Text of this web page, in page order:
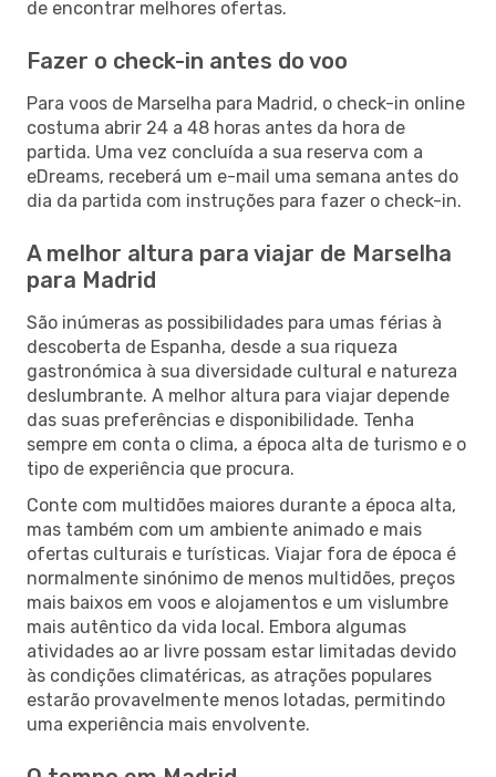
de encontrar melhores ofertas.
Fazer o check-in antes do voo
Para voos de Marselha para Madrid, o check-in online
costuma abrir 24 a 48 horas antes da hora de
partida. Uma vez concluída a sua reserva com a
eDreams, receberá um e-mail uma semana antes do
dia da partida com instruções para fazer o check-in.
A melhor altura para viajar de Marselha
para Madrid
São inúmeras as possibilidades para umas férias à
descoberta de Espanha, desde a sua riqueza
gastronómica à sua diversidade cultural e natureza
deslumbrante. A melhor altura para viajar depende
das suas preferências e disponibilidade. Tenha
sempre em conta o clima, a época alta de turismo e o
tipo de experiência que procura.
Conte com multidões maiores durante a época alta,
mas também com um ambiente animado e mais
ofertas culturais e turísticas. Viajar fora de época é
normalmente sinónimo de menos multidões, preços
mais baixos em voos e alojamentos e um vislumbre
mais autêntico da vida local. Embora algumas
atividades ao ar livre possam estar limitadas devido
às condições climatéricas, as atrações populares
estarão provavelmente menos lotadas, permitindo
uma experiência mais envolvente.